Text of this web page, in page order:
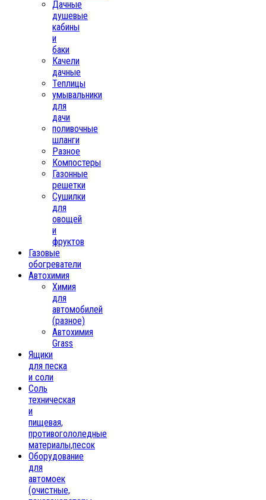
Дачные
душевые
кабины
и
баки
Качели
дачные
Теплицы
умывальники
для
дачи
поливочные
шланги
Разное
Компостеры
Газонные
решетки
Сушилки
для
овощей
и
фруктов
Газовые
обогреватели
Автохимия
Химия
для
автомобилей
(разное)
Автохимия
Grass
Ящики
для песка
и соли
Соль
техническая
и
пищевая,
противогололедные
материалы,песок
Oборудование
для
автомоек
(очистные,